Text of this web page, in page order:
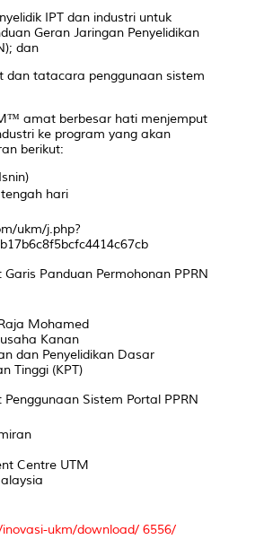
IPT dan industri untuk
Geran Jaringan Penyelidikan
dan
dan tatacara penggunaan sistem
amat berbesar hati menjemput
ke program yang akan
berikut:
hari
ukm/j.php?
Garis Panduan Permohonan PPRN
Mohamed
Kanan
dan Penyelidikan Dasar
Tinggi (KPT)
Penggunaan Sistem Portal PPRN
Centre UTM
ukm/download/ 6556/